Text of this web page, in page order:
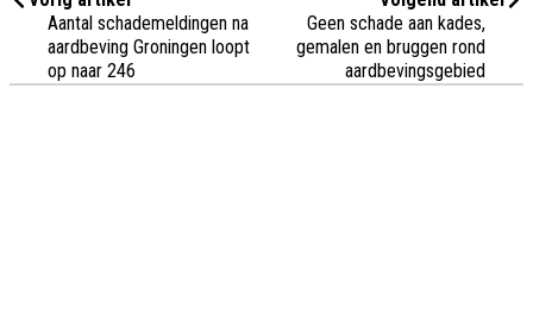
Aantal schademeldingen na
aardbeving Groningen loopt
op naar 246
Geen schade aan kades,
gemalen en bruggen rond
aardbevingsgebied